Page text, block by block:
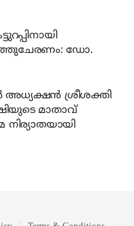
ഡോ.
അധ്യക്ഷന്‍ ശ്രീശക്തി
മാതാവ്